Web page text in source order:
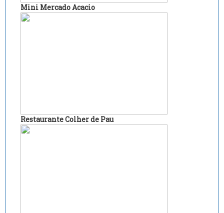
Mini Mercado Acacio
Restaurante Colher de Pau